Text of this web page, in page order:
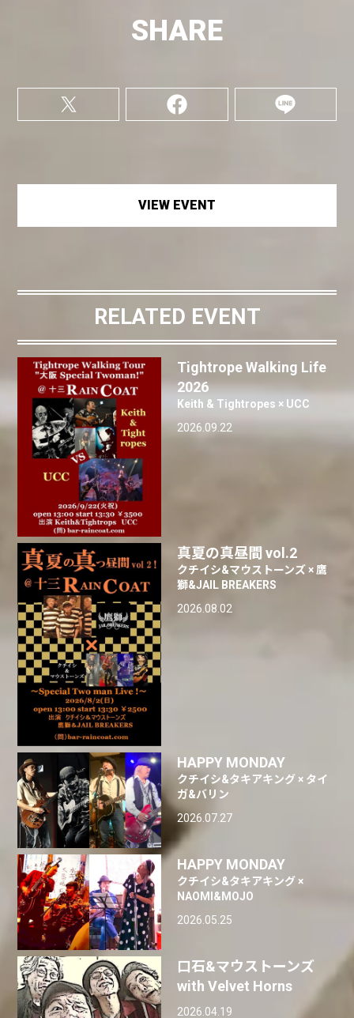
SHARE
VIEW EVENT
RELATED EVENT
Tightrope Walking Life
2026
Keith & Tightropes × UCC
2026.09.22
真夏の真昼間 vol.2
クチイシ&マウストーンズ × 鷹
獅&JAIL BREAKERS
2026.08.02
HAPPY MONDAY
クチイシ&タキアキング × タイ
ガ&バリン
2026.07.27
HAPPY MONDAY
クチイシ&タキアキング ×
NAOMI&MOJO
2026.05.25
口石&マウストーンズ
with Velvet Horns
2026.04.19